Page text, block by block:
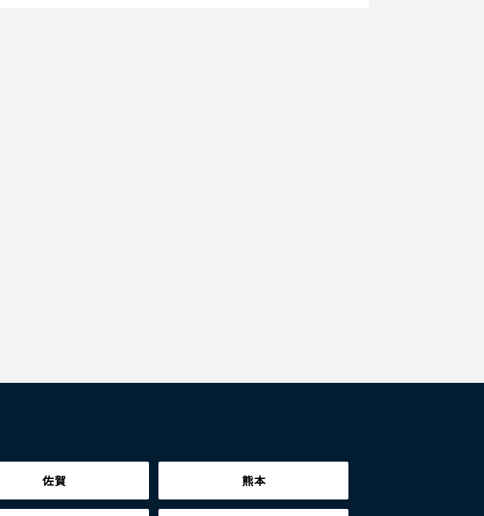
佐賀 熊本